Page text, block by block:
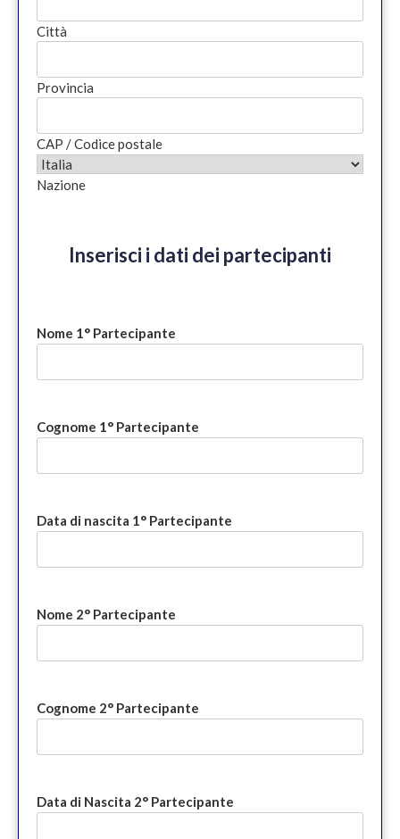
Città
Provincia
CAP / Codice postale
Nazione
Inserisci i dati dei partecipanti
Nome 1° Partecipante
Cognome 1° Partecipante
Data di nascita 1° Partecipante
Nome 2° Partecipante
Cognome 2° Partecipante
Data di Nascita 2° Partecipante